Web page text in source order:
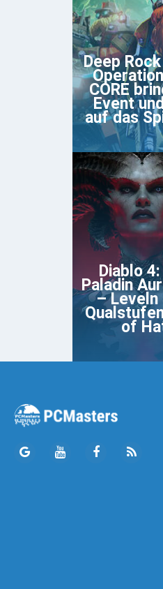
Deep
CORE
Event
auf das
Diablo
Paladin
– Leveln
of